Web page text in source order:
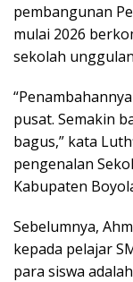
pembangunan
mulai 2026
sekolah
pusat. Semakin
bagus,” kata
pengenalan
Kabupaten
Sebelumnya,
kepada pelajar
para siswa